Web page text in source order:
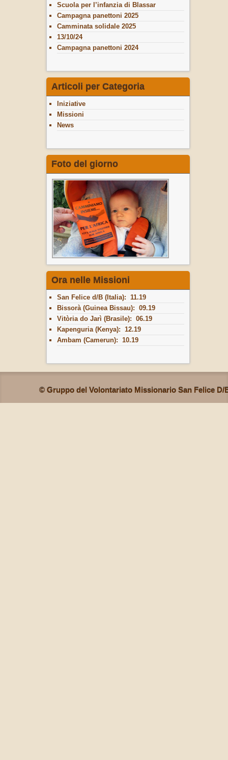
Scuola per l’infanzia di Blassar
Campagna panettoni 2025
Camminata solidale 2025
13/10/24
Campagna panettoni 2024
Articoli per Categoria
Iniziative
Missioni
News
Foto del giorno
Ora nelle Missioni
San Felice d/B (Italia): 11.19
Bissorà (Guinea Bissau): 09.19
Vitòria do Jarì (Brasile): 06.19
Kapenguria (Kenya): 12.19
Ambam (Camerun): 10.19
© Gruppo del Volontariato Missionario San Felice D/